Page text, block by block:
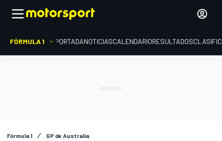
FÓRMULA 1 PORTADANOTICIASCALENDARIORESULTADOS
Fórmula 1 GP de Australia